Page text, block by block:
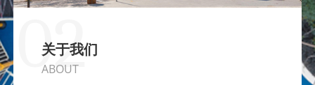
关于我们
ABOUT
02